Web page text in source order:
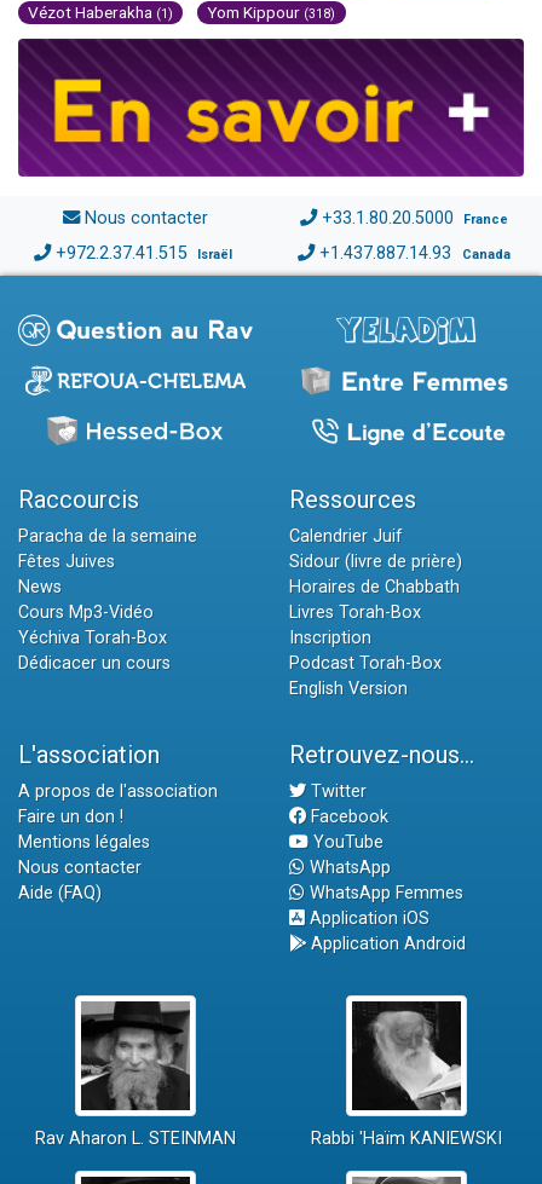
Vézot Haberakha (1) Yom Kippour (318)
Nous contacter +33.1.80.20.5000 France
+972.2.37.41.515 Israël +1.437.887.14.93 Canada
Raccourcis
Paracha de la semaine
Fêtes Juives
News
Cours Mp3-Vidéo
Yéchiva Torah-Box
Dédicacer un cours
Ressources
Calendrier Juif
Sidour (livre de prière)
Horaires de Chabbath
Livres Torah-Box
Inscription
Podcast Torah-Box
English Version
L'association
A propos de l'association
Faire un don !
Mentions légales
Nous contacter
Aide (FAQ)
Retrouvez-nous...
Twitter
Facebook
YouTube
WhatsApp
WhatsApp Femmes
Application iOS
Application Android
Rav Aharon L. STEINMAN Rabbi 'Haïm KANIEWSKI